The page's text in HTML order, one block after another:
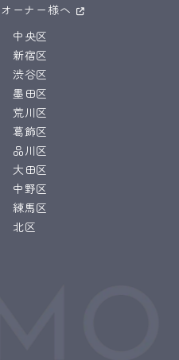
オーナー様へ
中央区
新宿区
渋谷区
墨田区
荒川区
葛飾区
品川区
大田区
中野区
練馬区
北区